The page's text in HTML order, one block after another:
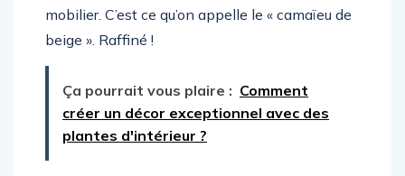
mobilier. C’est ce qu’on appelle le « camaïeu de
beige ». Raffiné !
Ça pourrait vous plaire : Comment
créer un décor exceptionnel avec des
plantes d'intérieur ?